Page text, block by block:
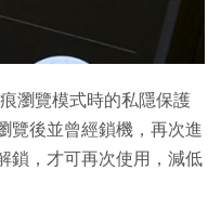
瀏覽模式時的私隱保護
覽後並曾經鎖機，再次進
鎖，才可再次使用，減低